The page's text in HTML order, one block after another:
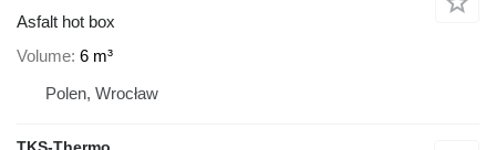
Asfalt hot box
Volume 6 m³
Polen, Wrocław